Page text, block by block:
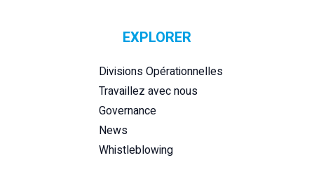
EXPLORER
Divisions Opérationnelles
Travaillez avec nous
Governance
News
Whistleblowing